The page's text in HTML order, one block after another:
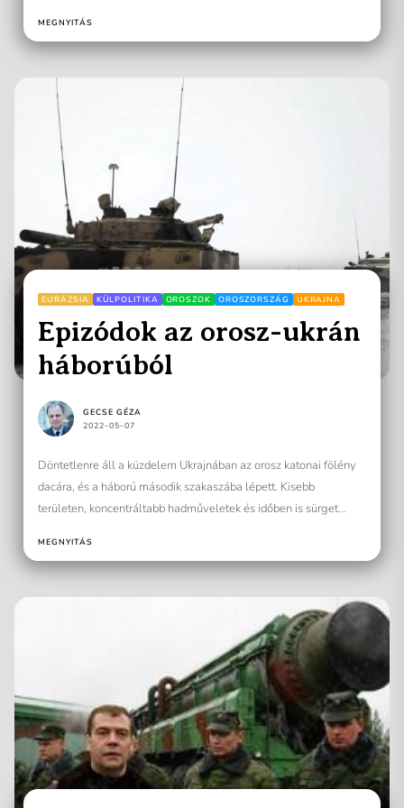
MEGNYITÁS
EURÁZSIA KÜLPOLITIKA OROSZOK OROSZORSZÁG UKRAJNA
Epizódok az orosz-ukrán
háborúból
GECSE GÉZA
2022-05-07
Döntetlenre áll a küzdelem Ukrajnában az orosz katonai fölény
dacára, és a háború második szakaszába lépett. Kisebb
területen, koncentráltabb hadműveletek és időben is sürget
MEGNYITÁS